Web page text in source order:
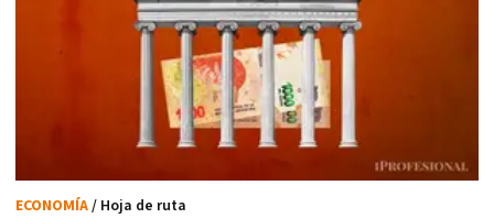
ECONOMÍA/ Hoja de ruta